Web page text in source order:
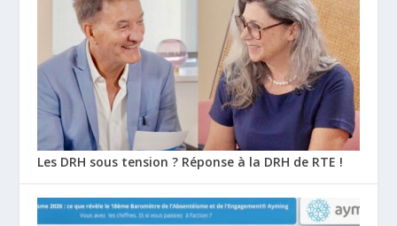
Les DRH sous tension ? Réponse à la DRH de RTE !